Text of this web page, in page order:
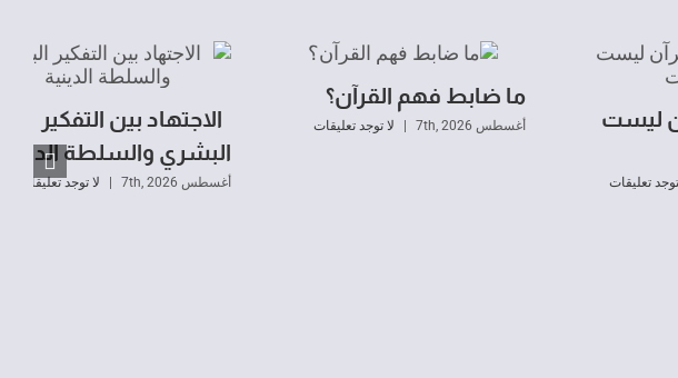
ليست
توجد تعليقات
ما ضابط فهم القرآن؟
أغسطس 7th, 2026 | لا توجد تعليقات
الاجتهاد بين التفكير
البشري والسلطة
أغسطس 7th, 2026 | لا توجد تعليقات